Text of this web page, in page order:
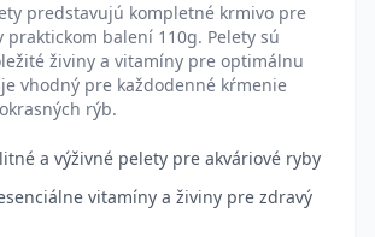
predstavujú kompletné krmivo pre
praktickom balení 110g. Pelety sú
živiny a vitamíny pre optimálnu
vhodný pre každodenné kŕmenie
rýb.
a výživné pelety pre akváriové ryby
vitamíny a živiny pre zdravý